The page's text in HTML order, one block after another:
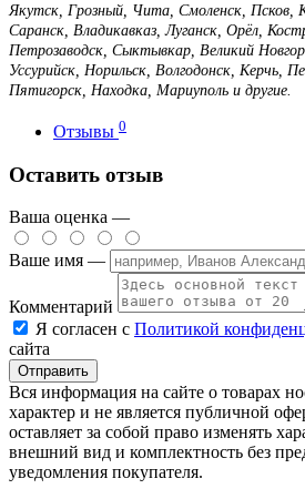
Якутск, Грозный, Чита, Смоленск, Псков,
Саранск, Владикавказ, Луганск, Орёл,
Петрозаводск, Сыктывкар, Великий
Уссурийск, Норильск, Волгодонск, Керчь,
Пятигорск, Находка, Мариуполь и другие.
Отзывы 0
Оставить отзыв
Ваша оценка —
Ваше имя —
Комментарий
Я согласен с Политикой
сайта
Вся информация на сайте о товарах
характер и не является публичной
оставляет за собой право изменять
внешний вид и комплектность без
уведомления покупателя.